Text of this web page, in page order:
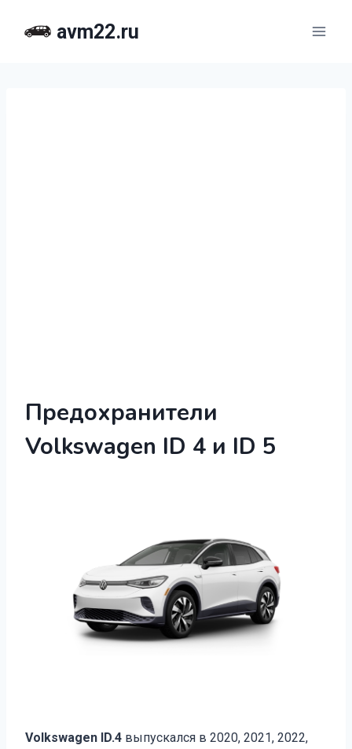
avm22.ru
Предохранители
Volkswagen ID 4 и ID 5
Volkswagen ID.4 выпускался в 2020, 2021, 2022,